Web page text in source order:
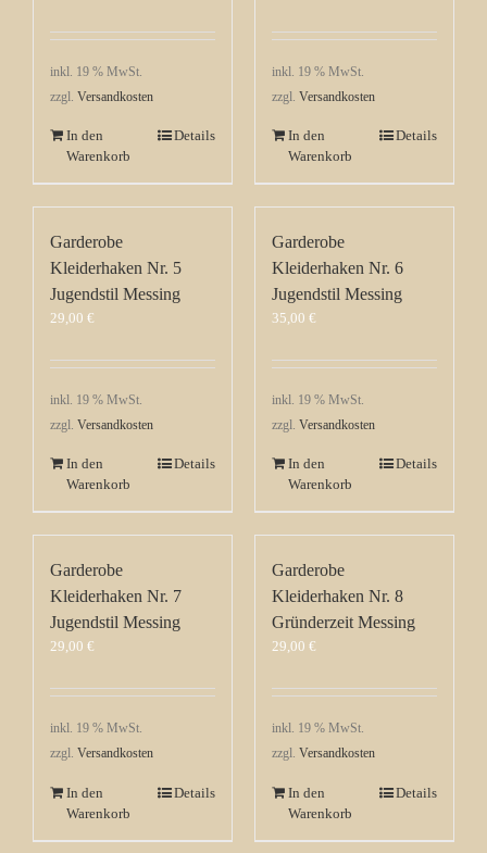
inkl. 19 % MwSt.
zzgl. Versandkosten
In den
Warenkorb
Details
inkl. 19 % MwSt.
zzgl. Versandkosten
In den
Warenkorb
Details
Garderobe
Kleiderhaken Nr. 5
Jugendstil Messing
29,00 €
inkl. 19 % MwSt.
zzgl. Versandkosten
In den
Warenkorb
Details
Garderobe
Kleiderhaken Nr. 6
Jugendstil Messing
35,00 €
inkl. 19 % MwSt.
zzgl. Versandkosten
In den
Warenkorb
Details
Garderobe
Kleiderhaken Nr. 7
Jugendstil Messing
29,00 €
inkl. 19 % MwSt.
zzgl. Versandkosten
In den
Warenkorb
Details
Garderobe
Kleiderhaken Nr. 8
Gründerzeit Messing
29,00 €
inkl. 19 % MwSt.
zzgl. Versandkosten
In den
Warenkorb
Details